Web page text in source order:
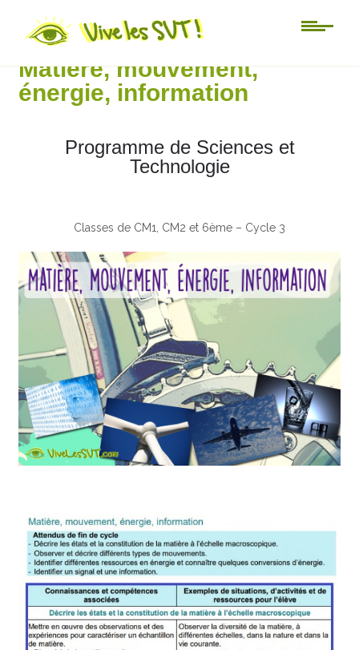
6ème
Matière, mouvement,
énergie, information
Programme de Sciences et
Technologie
Classes de CM1, CM2 et 6ème – Cycle 3